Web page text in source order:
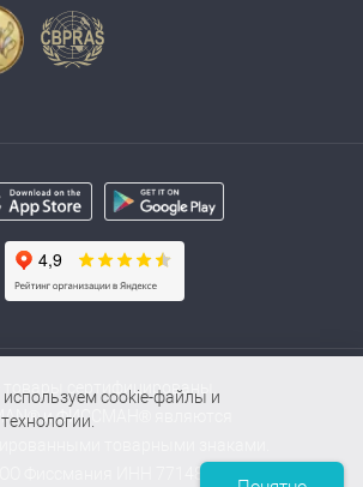
товары сертифицированы.
и ФИССМАН® являются
Фиссмания ИНН 7714854000 / ОГРН
cookie-файлы и